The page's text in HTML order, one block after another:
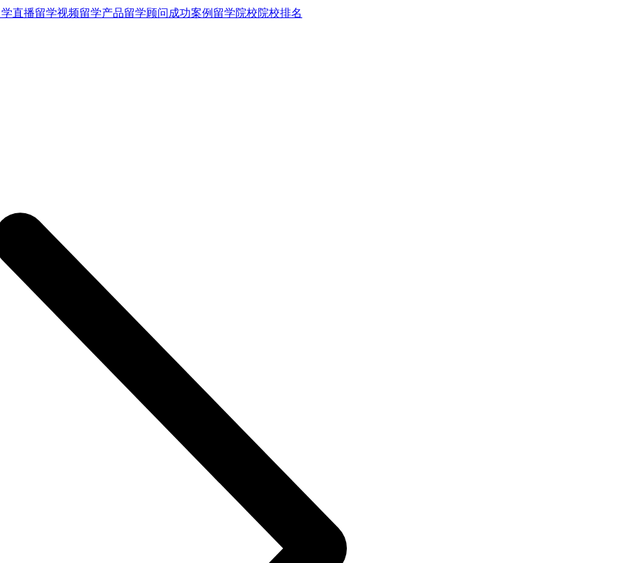
直播留学视频留学产品留学顾问 成功案例 留学院校院校排名